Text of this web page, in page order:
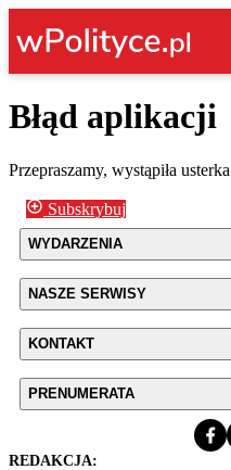
Błąd aplikacji
Przepraszamy, wystąpiła
Subskrybuj
WYDARZENIA
NASZE SERWISY
KONTAKT
PRENUMERATA
REDAKCJA: